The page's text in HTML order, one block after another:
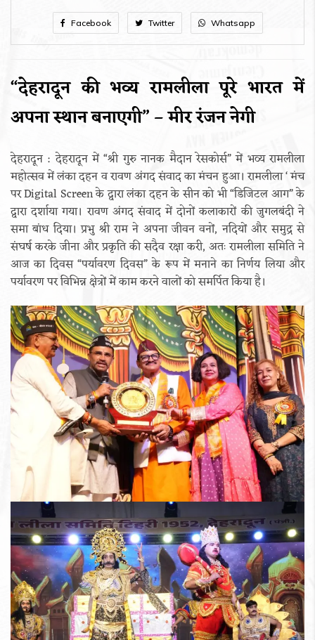
Facebook Twitter Whatsapp
“देहरादून की भव्य रामलीला पूरे भारत में
अपना स्थान बनाएगी” – मीर रंजन नेगी
देहरादून : देहरादून में “श्री गुरु नानक मैदान रेसकोर्स” में भव्य रामलीला
महोत्सव में लंका दहन व रावण अंगद संवाद का मंचन हुआ। रामलीला ‘ मंच
पर Digital Screen के द्वारा लंका दहन के सीन को भी “डिजिटल आग” के
द्वारा दर्शाया गया। रावण अंगद संवाद में दोनों कलाकारों की जुगलबंदी ने
समा बांध दिया। प्रभु श्री राम ने अपना जीवन वनों, नदियों और समुद्र से
संघर्ष करके जीना और प्रकृति की सदैव रक्षा करी, अतः रामलीला समिति ने
आज का दिवस “पर्यावरण दिवस” के रूप में मनाने का निर्णय लिया और
पर्यावरण पर विभिन्न क्षेत्रों में काम करने वालों को समर्पित किया है।